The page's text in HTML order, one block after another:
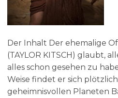
Der Inhalt Der ehemalige
(TAYLOR KITSCH) glaubt,
alles schon gesehen zu
Weise findet er sich
geheimnisvollen Planeten